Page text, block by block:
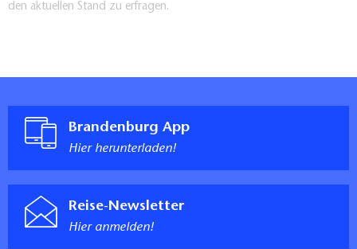
den aktuellen Stand zu erfragen.
Brandenburg App
Hier herunterladen!
Reise-Newsletter
Hier anmelden!